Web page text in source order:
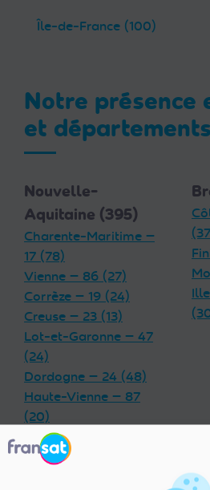
Île-de-France (100)
Notre présence
et départements
Nouvelle-
Aquitaine (395)
Charente-Maritime —
17 (78)
Vienne — 86 (27)
Corrèze — 19 (24)
Creuse — 23 (13)
Lot-et-Garonne — 47
(24)
Dordogne — 24 (48)
Haute-Vienne — 87
(20)
Charente — 16 (32)
Landes — 40 (33)